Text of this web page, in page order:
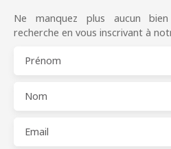
Ne manquez plus aucun
recherche en vous inscrivant à
Prénom
Nom
Email